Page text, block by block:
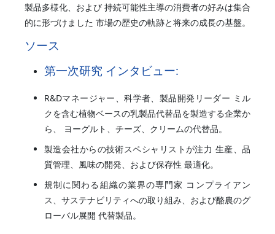
製品多様化、および 持続可能性主導の消費者の好みは集合
的に形づけました 市場の歴史の軌跡と将来の成長の基盤。
ソース
第一次研究 インタビュー:
R&Dマネージャー、科学者、製品開発リーダー ミル
クを含む植物ベースの乳製品代替品を製造する企業か
ら、 ヨーグルト、チーズ、クリームの代替品。
製造会社からの技術スペシャリストが注力 生産、品
質管理、風味の開発、および保存性 最適化。
規制に関わる組織の業界の専門家 コンプライアン
ス、サステナビリティへの取り組み、および酪農のグ
ローバル展開 代替製品。